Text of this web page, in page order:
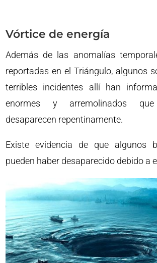
Vórtice de energía
Además de las anomalías
reportadas en el Triángulo, algunos
terribles incidentes allí han
enormes y arremolinados
desaparecen repentinamente.
Existe evidencia de que algunos
pueden haber desaparecido debido a